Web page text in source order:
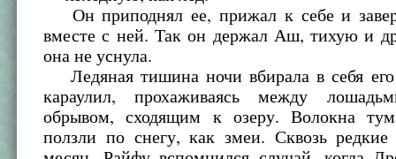
Он приподнял ее, прижал к себе и
вместе с ней. Так он держал Аш, тихую и
она не уснула.
Ледяная тишина ночи вбирала в себя
караулил, прохаживаясь между
обрывом, сходящим к озеру. Волокна
ползли по снегу, как змеи. Сквозь редкие